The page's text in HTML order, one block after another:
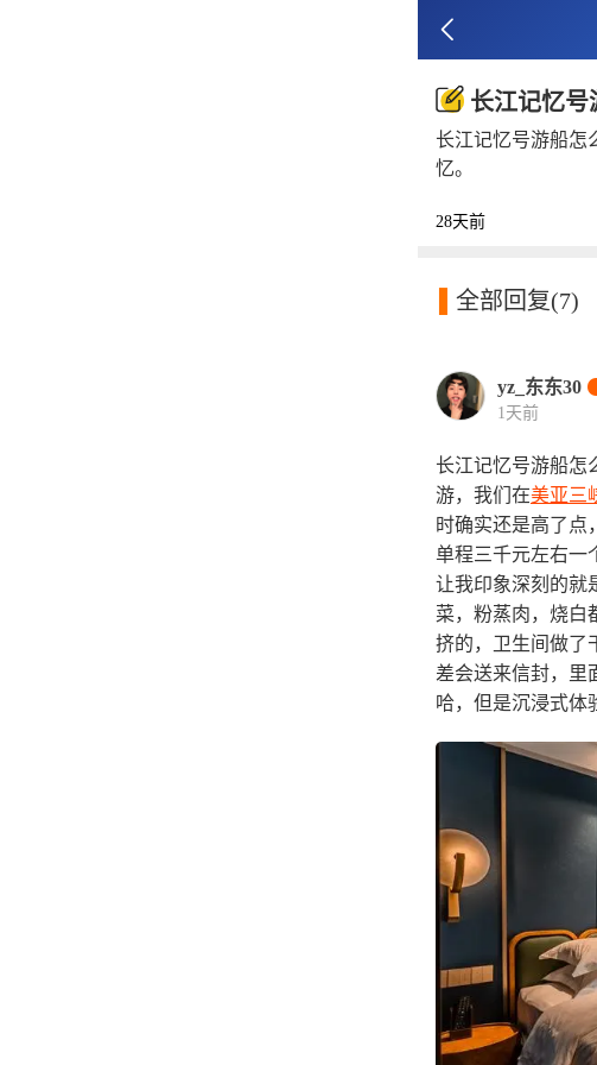

长江记忆号
长江记忆号游船怎
忆。
28天前
全部回复(7)
yz_东东30
1天前
长江记忆号游船怎
游，我们在美亚三
时确实还是高了点
单程三千元左右一
让我印象深刻的就
菜，粉蒸肉，烧白
挤的，卫生间做了
差会送来信封，里
哈，但是沉浸式体